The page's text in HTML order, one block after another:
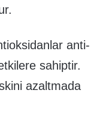
anti-
sahiptir.
azaltmada